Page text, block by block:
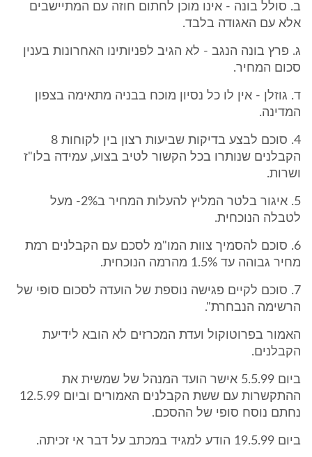
ב. סולל בונה - אינו מוכן לחתום חוזה עם המתיישבים
אלא עם האגודה בלבד.
ג. פרץ בונה הנגב - לא הגיב לפניותינו האחרונות בענין
סכום המחיר.
ד. גוזלן - אין לו כל נסיון מוכח בבניה מתאימה בצפון
המדינה.
4. סוכם לבצע בדיקות שביעות רצון בין לקוחות 8
הקבלנים שנותרו בכל הקשור לטיב בצוע, עמידה בלו"ז
ושרות.
5. איגור בלטר המליץ להעלות המחיר ב2%- מעל
לטבלה הנוכחית.
6. סוכם להסמיך צוות המו"מ לסכם עם הקבלנים רמת
מחיר גבוהה עד 1.5% מהרמה הנוכחית.
7. סוכם לקיים פגישה נוספת של הועדה לסכום סופי של
הרשימה הנבחרת".
האמור בפרוטוקול ועדת המכרזים לא הובא לידיעת
הקבלנים.
ביום 5.5.99 אישר הועד המנהל של שמשית את
ההתקשרות עם ששת הקבלנים האמורים וביום 12.5.99
נחתם נוסח סופי של ההסכם.
ביום 19.5.99 הודע למגיד במכתב על דבר אי זכיתה.